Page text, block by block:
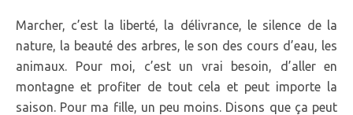
Marcher, c’est la liberté, la délivrance, le silence de la
nature, la beauté des arbres, le son des cours d’eau, les
animaux. Pour moi, c’est un vrai besoin, d’aller en
montagne et profiter de tout cela et peut importe la
saison. Pour ma fille, un peu moins. Disons que ça peut